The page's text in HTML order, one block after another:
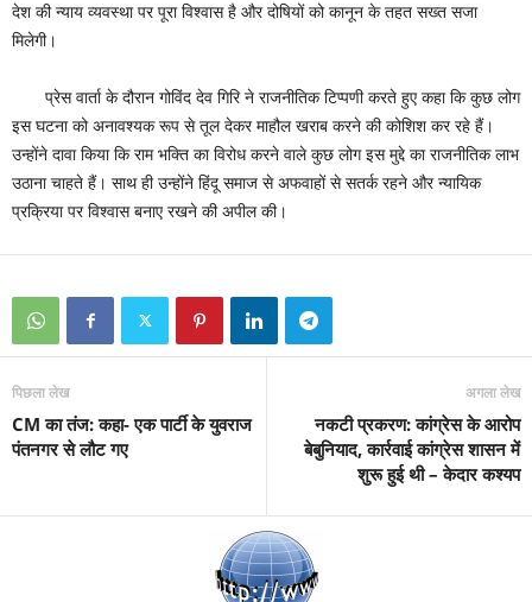
देश की न्याय व्यवस्था पर पूरा विश्वास है और दोषियों को कानून के तहत सख्त सजा
मिलेगी।
प्रेस वार्ता के दौरान गोविंद देव गिरि ने राजनीतिक टिप्पणी करते हुए कहा कि कुछ लोग
इस घटना को अनावश्यक रूप से तूल देकर माहौल खराब करने की कोशिश कर रहे हैं।
उन्होंने दावा किया कि राम भक्ति का विरोध करने वाले कुछ लोग इस मुद्दे का राजनीतिक लाभ
उठाना चाहते हैं। साथ ही उन्होंने हिंदू समाज से अफवाहों से सतर्क रहने और न्यायिक
प्रक्रिया पर विश्वास बनाए रखने की अपील की।
पिछला लेख
CM का तंज: कहा- एक पार्टी के युवराज
पंतनगर से लौट गए
अगला लेख
नकटी प्रकरण: कांग्रेस के आरोप
बेबुनियाद, कार्रवाई कांग्रेस शासन में
शुरू हुई थी – केदार कश्यप